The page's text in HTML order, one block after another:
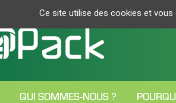
QUI SOMMES-NOUS ?
Ce site utilise des cookies et